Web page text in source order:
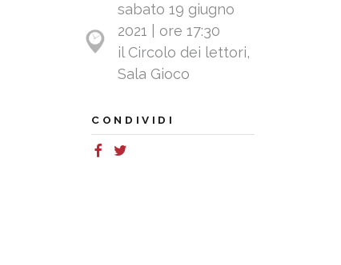
sabato 19 giugno
2021 | ore 17:30
il Circolo dei lettori,
Sala Gioco
CONDIVIDI